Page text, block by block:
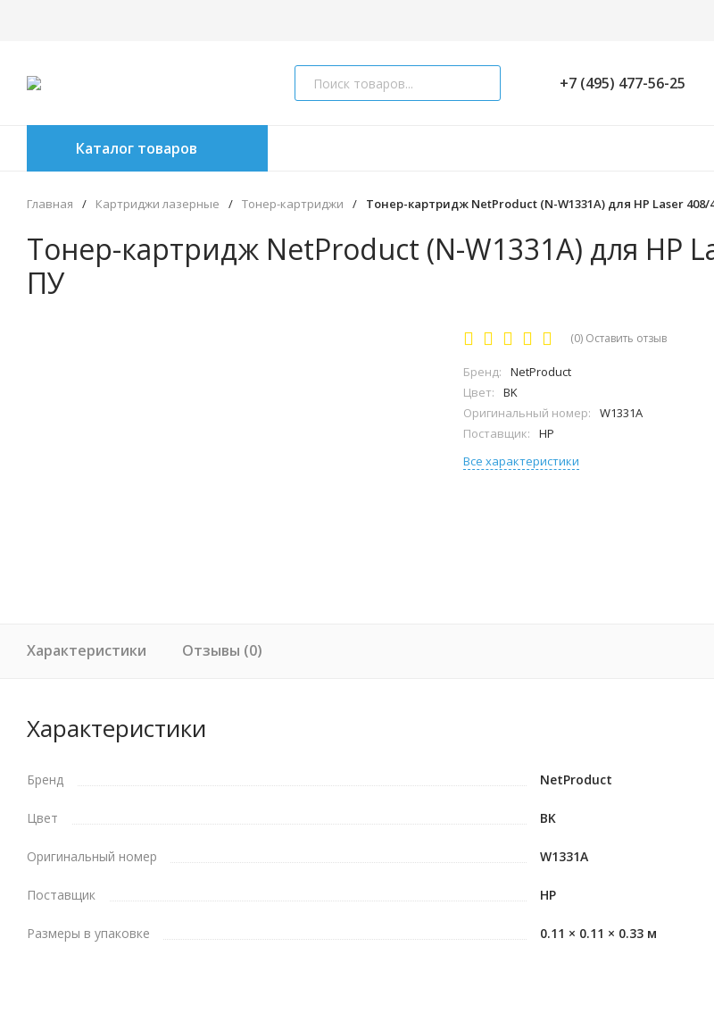
+7 (495) 477-56-25
Каталог товаров
Главная / Картриджи лазерные / Тонер-картриджи / Тонер-картридж NetProduct (N-W1331A) для HP Laser 408/
Тонер-картридж NetProduct (N-W1331A) для HP
ПУ
(0) Оставить отзыв
Бренд:
NetProduct
Цвет:
BK
Оригинальный номер:
W1331A
Поставщик:
HP
Все характеристики
Характеристики Отзывы (0)
Характеристики
Бренд NetProduct
Цвет BK
Оригинальный номер W1331A
Поставщик HP
Размеры в упаковке 0.11 × 0.11 × 0.33 м